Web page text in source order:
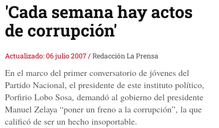
'Cada semana hay actos
de corrupción'
Actualizado: 06 julio 2007/Redacción La Prensa
En el marco del primer conversatorio de jóvenes del
Partido Nacional, el presidente de este instituto político,
Porfirio Lobo Sosa, demandó al gobierno del presidente
Manuel Zelaya “poner un freno a la corrupción”, la que
calificó de ser un hecho insoportable.